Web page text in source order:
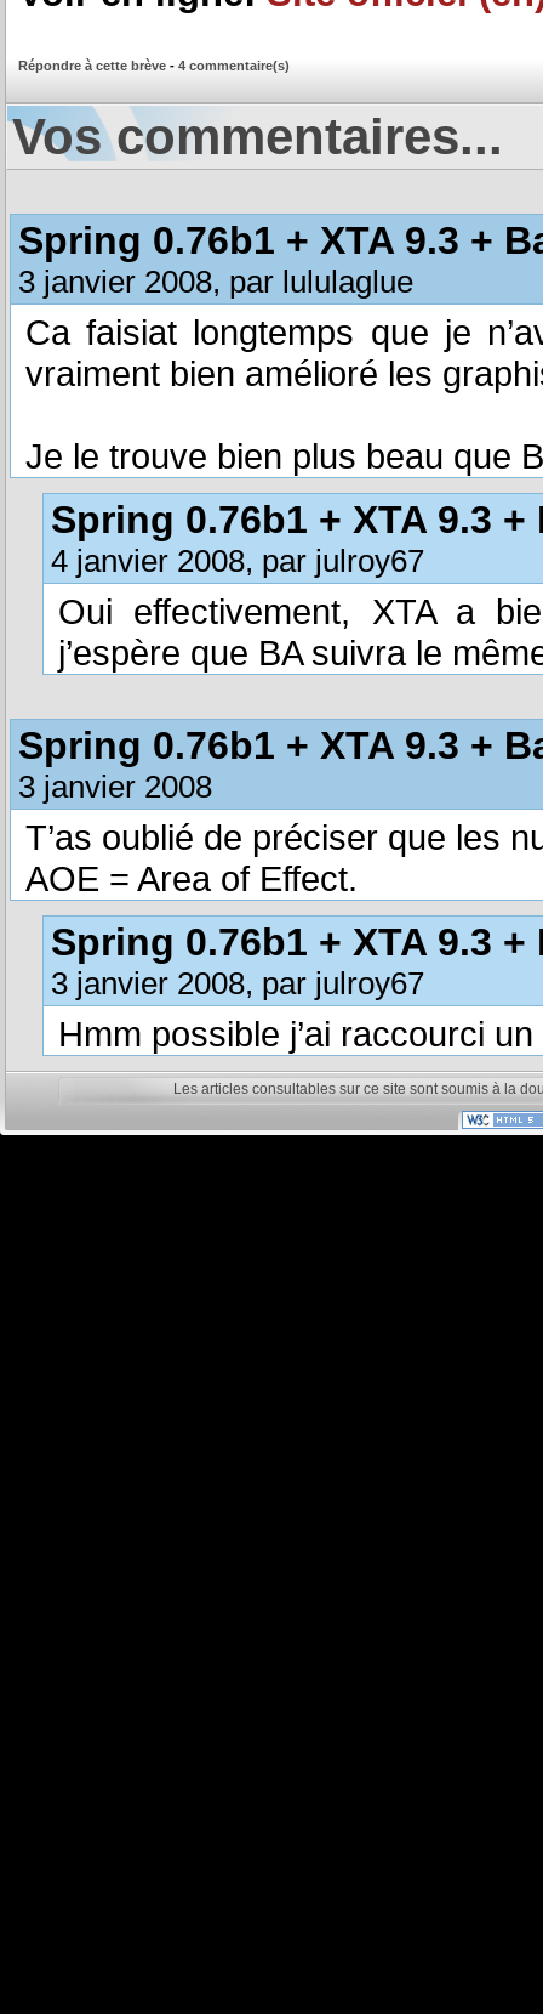
Répondre à cette brève - 4 commentaire(s)
Vos commentaires...
Spring 0.76b1 + XTA 9.3 +
3 janvier 2008, par lululaglue
Ca faisiat longtemps que je
vraiment bien amélioré les
Je le trouve bien plus beau que
Spring 0.76b1 + XTA 9.3
4 janvier 2008, par julroy67
Oui effectivement, XTA a
j’espère que BA suivra le
Spring 0.76b1 + XTA 9.3 +
3 janvier 2008
T’as oublié de préciser que les
AOE = Area of Effect.
Spring 0.76b1 + XTA 9.3
3 janvier 2008, par julroy67
Hmm possible j’ai raccourci
Les articles consultables sur ce site sont soumis à la